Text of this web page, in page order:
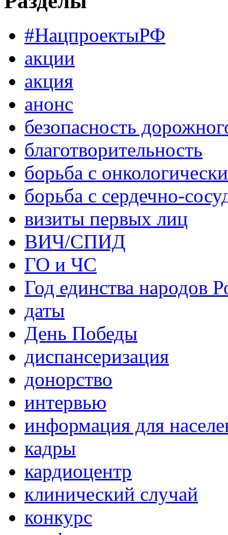
#НацпроектыРФ
акции
акция
анонс
безопасность
благотворительность
борьба с
борьба с сердечно-
визиты первых лиц
ВИЧ/СПИД
ГО и ЧС
Год единства народов
даты
День Победы
диспансеризация
донорство
интервью
информация для
кадры
кардиоцентр
клинический случай
конкурс